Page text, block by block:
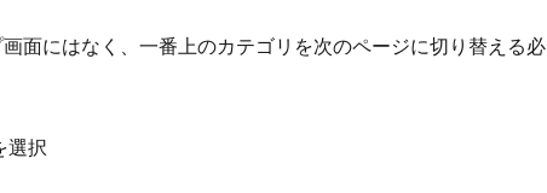
面にはなく、一番上のカテゴリを次のページに切り替える必
選択